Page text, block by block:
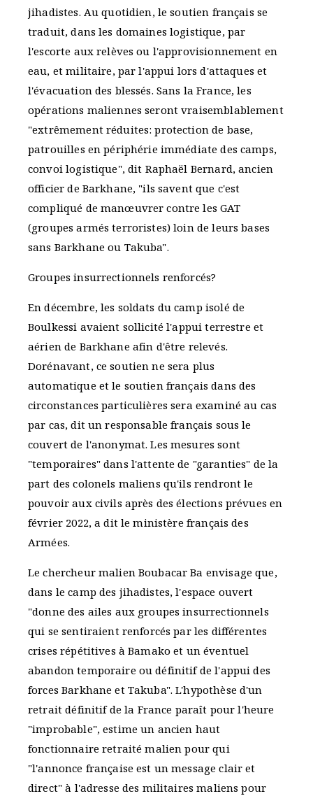
jihadistes. Au quotidien, le soutien français se
traduit, dans les domaines logistique, par
l'escorte aux relèves ou l'approvisionnement en
eau, et militaire, par l'appui lors d'attaques et
l'évacuation des blessés. Sans la France, les
opérations maliennes seront vraisemblablement
"extrêmement réduites: protection de base,
patrouilles en périphérie immédiate des camps,
convoi logistique", dit Raphaël Bernard, ancien
officier de Barkhane, "ils savent que c'est
compliqué de manœuvrer contre les GAT
(groupes armés terroristes) loin de leurs bases
sans Barkhane ou Takuba".
Groupes insurrectionnels renforcés?
En décembre, les soldats du camp isolé de
Boulkessi avaient sollicité l'appui terrestre et
aérien de Barkhane afin d'être relevés.
Dorénavant, ce soutien ne sera plus
automatique et le soutien français dans des
circonstances particulières sera examiné au cas
par cas, dit un responsable français sous le
couvert de l'anonymat. Les mesures sont
"temporaires" dans l'attente de "garanties" de la
part des colonels maliens qu'ils rendront le
pouvoir aux civils après des élections prévues en
février 2022, a dit le ministère français des
Armées.
Le chercheur malien Boubacar Ba envisage que,
dans le camp des jihadistes, l'espace ouvert
"donne des ailes aux groupes insurrectionnels
qui se sentiraient renforcés par les différentes
crises répétitives à Bamako et un éventuel
abandon temporaire ou définitif de l'appui des
forces Barkhane et Takuba". L'hypothèse d'un
retrait définitif de la France paraît pour l'heure
"improbable", estime un ancien haut
fonctionnaire retraité malien pour qui
"l'annonce française est un message clair et
direct" à l'adresse des militaires maliens pour